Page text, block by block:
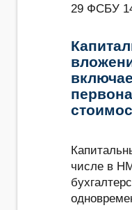
29 ФСБУ
числе в